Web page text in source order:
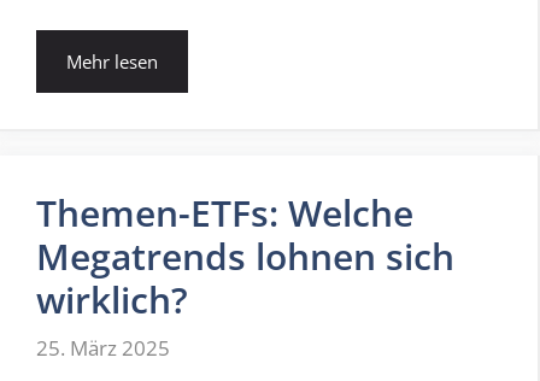
Mehr lesen
Themen-ETFs: Welche
Megatrends lohnen sich
wirklich?
25. März 2025